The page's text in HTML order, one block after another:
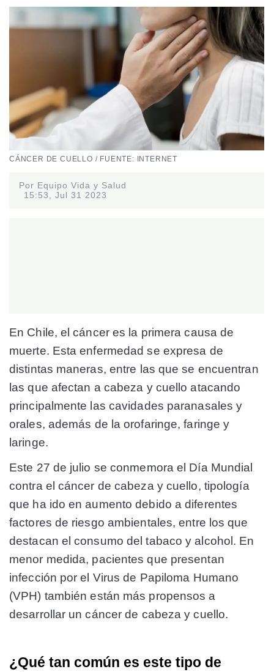
CÁNCER DE CUELLO / FUENTE: INTERNET
Por Equipo Vida y Salud
15:53, Jul 31 2023
En Chile, el cáncer es la primera causa de
muerte. Esta enfermedad se expresa de
distintas maneras, entre las que se encuentran
las que afectan a cabeza y cuello atacando
principalmente las cavidades paranasales y
orales, además de la orofaringe, faringe y
laringe.
Este 27 de julio se conmemora el Día Mundial
contra el cáncer de cabeza y cuello, tipología
que ha ido en aumento debido a diferentes
factores de riesgo ambientales, entre los que
destacan el consumo del tabaco y alcohol. En
menor medida, pacientes que presentan
infección por el Virus de Papiloma Humano
(VPH) también están más propensos a
desarrollar un cáncer de cabeza y cuello.
¿Qué tan común es este tipo de